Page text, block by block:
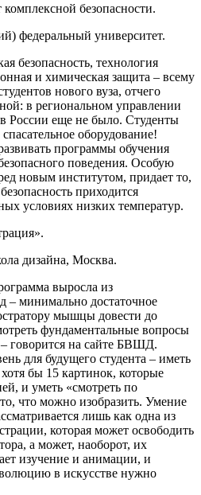
безопасности.
федеральный университет.
безопасность, технология
и химическая защита – всему
нового вуза, отчего
в региональном управлении
России еще не было. Студенты
оборудование!
программы обучения
поведения. Особую
новым институтом, придает то,
приходится
условиях низких температур.
дизайна, Москва.
выросла из
– минимально достаточное
мышцы довести до
фундаментальные вопросы
говорится на сайте БВШД.
для будущего студента – иметь
бы 15 картинок, которые
и уметь «смотреть по
что можно изобразить. Умение
лишь как одна из
которая может освободить
а может, наоборот, их
изучение и анимации, и
в искусстве нужно